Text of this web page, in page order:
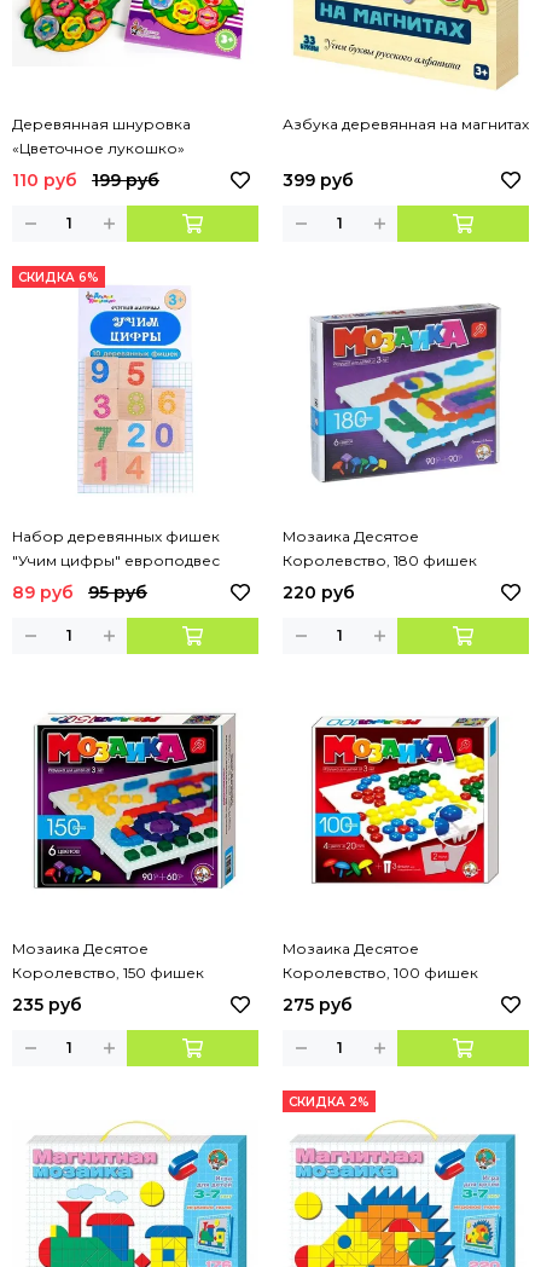
Деревянная шнуровка
«Цветочное лукошко»
110 руб 199 руб
Азбука деревянная на магнитах
399 руб
СКИДКА 6%
Набор деревянных фишек
"Учим цифры" европодвес
89 руб 95 руб
Мозаика Десятое
Королевство, 180 фишек
220 руб
Мозаика Десятое
Королевство, 150 фишек
235 руб
Мозаика Десятое
Королевство, 100 фишек
275 руб
СКИДКА 2%